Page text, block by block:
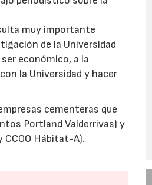
muy importante
de la Universidad
económico, a la
la Universidad y hacer
cementeras que
Portland Valderrivas) y
Hábitat-A).